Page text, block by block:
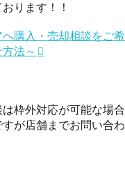
ります！！
購入・売却相談をご
法～
枠外対応が可能な場
が店舗までお問い合